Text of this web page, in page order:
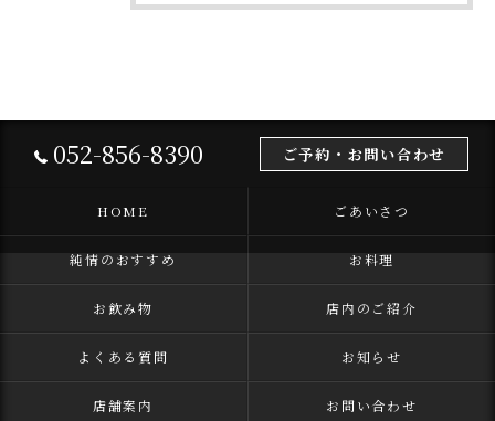
052-856-8390 ご予約・お問い合わせ
HOME ごあいさつ
純情のおすすめ お料理
お飲み物 店内のご紹介
よくある質問 お知らせ
店舗案内 お問い合わせ